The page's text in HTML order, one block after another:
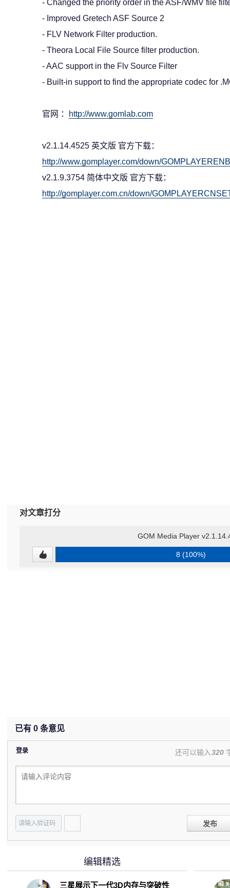
- Changed the priority order in the ASF/WMV file
- Improved Gretech ASF Source 2
- FLV Network Filter production.
- Theora Local File Source filter production.
- AAC support in the Flv Source Filter
- Built-in support to find the appropriate codec for
官网 ： http://www.gomlab.com
v2.1.14.4525 英文版 官方下载：
http://www.gomplayer.com/down/
v2.1.9.3754 简体中文版 官方下载：
http://gomplayer.com.cn/down/
对文章打分
GOM Media Player
8 (100%)
已有 0 条意见
登录 还可以输入320
发布
编辑精选
三星展示下一代3D内存与突破性